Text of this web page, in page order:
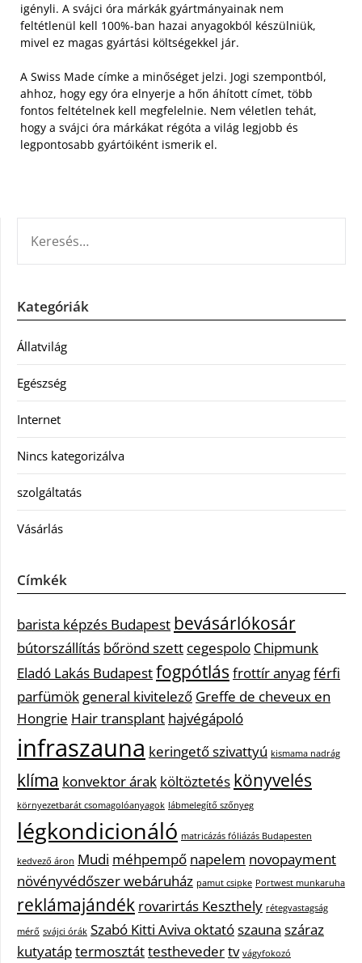
igényli. A svájci óra márkák gyártmányainak nem
feltétlenül kell 100%-ban hazai anyagokból készülniük,
mivel ez magas gyártási költségekkel jár.
A Swiss Made címke a minőséget jelzi. Jogi szempontból,
ahhoz, hogy egy óra elnyerje a hőn áhított címet, több
fontos feltételnek kell megfelelnie. Nem véletlen tehát,
hogy a svájci óra márkákat régóta a világ legjobb és
legpontosabb gyártóiként ismerik el.
Kategóriák
Állatvilág
Egészség
Internet
Nincs kategorizálva
szolgáltatás
Vásárlás
Címkék
barista képzés Budapest bevásárlókosár
bútorszállítás bőrönd szett cegespolo Chipmunk
Eladó Lakás Budapestfogpótlás frottír anyagférfi
parfümök general kivitelező Greffe de cheveux en
Hongrie Hair transplant hajvégápoló
infraszauna keringető szivattyú kismama nadrág
klíma konvektor árak költöztetés könyvelés
környezetbarát csomagolóanyagok lábmelegítő szőnyeg
légkondicionáló matricázás fóliázás Budapesten
kedvező áron Mudi méhpempő napelem novopayment
növényvédőszer webáruház pamut csipke Portwest munkaruha
reklámajándék rovarirtás Keszthely rétegvastagság
mérő svájci órák Szabó Kitti Aviva oktatószauna száraz
kutyatáptermosztáttesthevedertv vágyfokozó